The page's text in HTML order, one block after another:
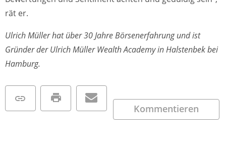
rät er.
Ulrich Müller hat über 30 Jahre Börsenerfahrung und ist
Gründer der Ulrich Müller Wealth Academy in Halstenbek bei
Hamburg.
Kommentieren